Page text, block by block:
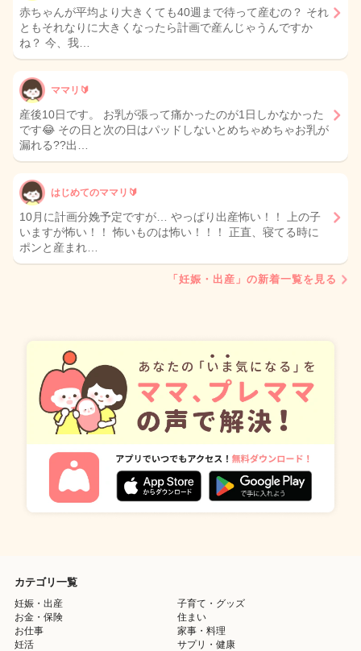
赤ちゃんが平均より大きくても40週まで待って産むの？ それ
ともそれなりに大きくなったら計画で産んじゃうんですか
ね？ 今、我…
ママリ🔰
産後10日です。 お乳が張って痛かったのが1日しかなかった
です😂 その日と次の日はパッドしないとめちゃめちゃお乳が
漏れる??出…
はじめてのママリ🔰
10月に計画分娩予定ですが… やっぱり出産怖い！！ 上の子
いますが怖い！！ 怖いものは怖い！！！ 正直、寝てる時に
ポンと産まれ…
「妊娠・出産」の新着一覧を見る
カテゴリ一覧
妊娠・出産
子育て・グッズ
お金・保険
住まい
お仕事
家事・料理
妊活
サプリ・健康